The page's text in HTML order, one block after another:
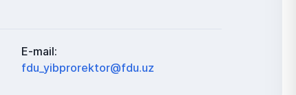
E-mail:
fdu_yibprorektor@fdu.uz